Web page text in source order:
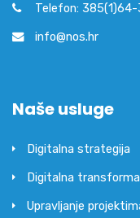
Telefon:
info@nos.hr
Naše usluge
Digitalna strategija
Digitalna
Upravljanje